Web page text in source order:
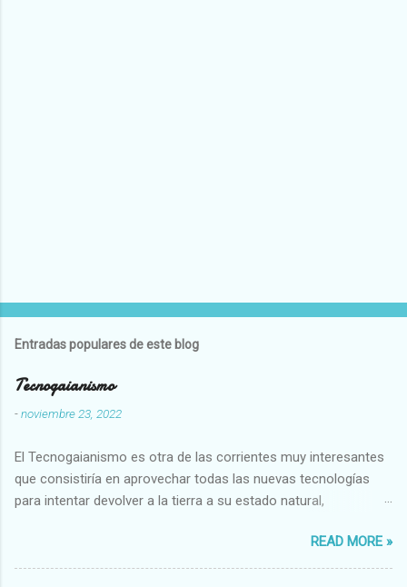
Entradas populares de este blog
Tecnogaianismo
-noviembre 23, 2022
El Tecnogaianismo es otra de las corrientes muy interesantes
que consistiría en aprovechar todas las nuevas tecnologías
para intentar devolver a la tierra a su estado natural,
READ MORE »